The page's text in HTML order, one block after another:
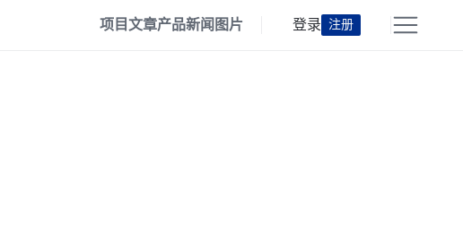
项目文章产品新闻 图片 登录 注册